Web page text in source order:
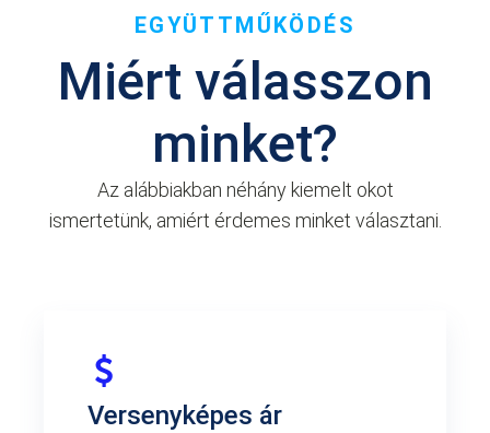
EGYÜTTMŰKÖDÉS
Miért válasszon
minket?
Az alábbiakban néhány kiemelt okot
ismertetünk, amiért érdemes minket választani.
Versenyképes ár